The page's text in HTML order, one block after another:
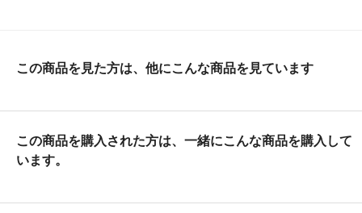
この商品を見た方は、他にこんな商品を見ています
この商品を購入された方は、一緒にこんな商品を購入して
います。